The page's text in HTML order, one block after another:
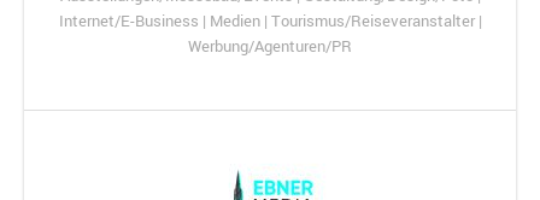
Internet/E-Business | Medien | Tourismus/Reiseveranstalter |
Werbung/Agenturen/PR